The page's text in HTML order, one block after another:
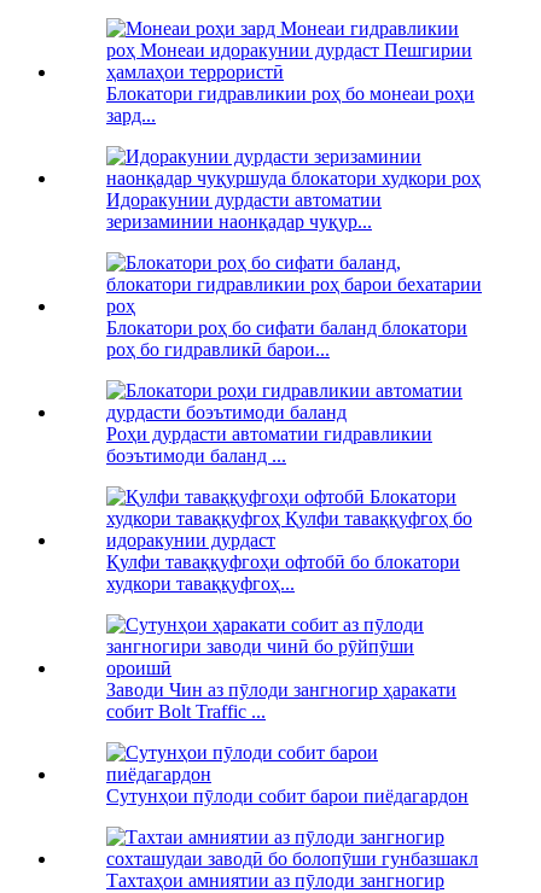
Блокатори гидравликии роҳ бо монеаи роҳи
зард...
Идоракунии дурдасти автоматии
зеризаминии наонқадар чуқур...
Блокатори роҳ бо сифати баланд блокатори
роҳ бо гидравликӣ барои...
Роҳи дурдасти автоматии гидравликии
боэътимоди баланд ...
Қулфи таваққуфгоҳи офтобӣ бо блокатори
худкори таваққуфгоҳ...
Заводи Чин аз пӯлоди зангногир ҳаракати
собит Bolt Traffic ...
Сутунҳои пӯлоди собит барои пиёдагардон
Тахтаҳои амниятии аз пӯлоди зангногир